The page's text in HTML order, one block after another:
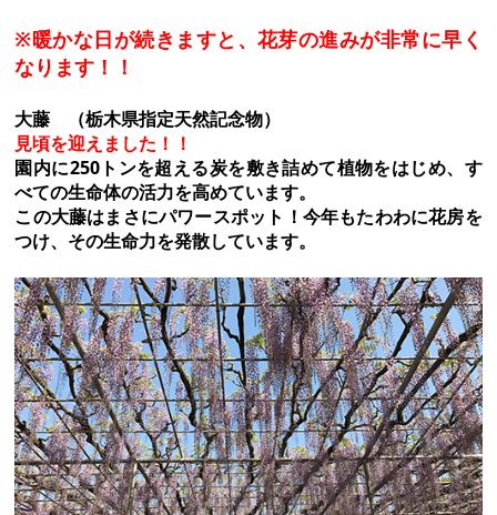
※暖かな日が続きますと、花芽の進みが非常に早く
なります！！
大藤 （栃木県指定天然記念物）
見頃を迎えました！！
園内に250トンを超える炭を敷き詰めて植物をはじめ、す
べての生命体の活力を高めています。
この大藤はまさにパワースポット！今年もたわわに花房を
つけ、その生命力を発散しています。